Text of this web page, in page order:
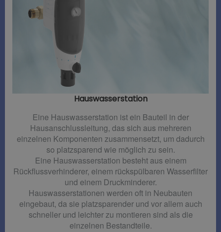
Hauswasserstation
Eine Hauswasserstation ist ein Bauteil in der
Hausanschlussleitung, das sich aus mehreren
einzelnen Komponenten zusammensetzt, um dadurch
so platzsparend wie möglich zu sein.
Eine Hauswasserstation besteht aus einem
Rückflussverhinderer, einem rückspülbaren Wasserfilter
und einem Druckminderer.
Hauswasserstationen werden oft in Neubauten
eingebaut, da sie platzsparender und vor allem auch
schneller und leichter zu montieren sind als die
einzelnen Bestandteile.